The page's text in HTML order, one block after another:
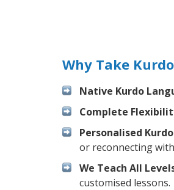
Why Take
Native Kurdo
Complete
Personalised
or reconnecting
We Teach All
customised lessons.